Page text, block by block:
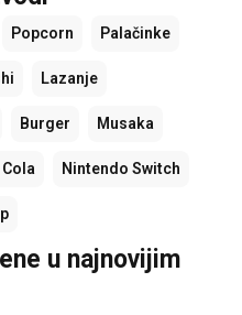
Popcorn Palačinke
Lazanje
Burger Musaka
Nintendo Switch
u najnovijim